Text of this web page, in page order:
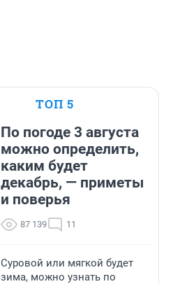
ТОП 5
По погоде 3 августа
можно определить,
каким будет
декабрь, — приметы
и поверья
87 139 11
Суровой или мягкой будет
зима, можно узнать по